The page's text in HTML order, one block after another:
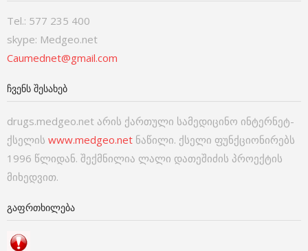
Tel.: 577 235 400
skype: Medgeo.net
Caumednet@gmail.com
ᲩᲕᲔᲜᲡ ᲨᲔᲡᲐᲮᲔᲑ
drugs.medgeo.net არის ქართული სამედიცინო ინტერნეტ-
ქსელის www.medgeo.net ნაწილი. ქსელი ფუნქციონირებს
1996 წლიდან. შექმნილია ლალი დათეშიძის პროექტის
მიხედვით.
ᲒᲐᲤᲠᲗᲮᲘᲚᲔᲑᲐ